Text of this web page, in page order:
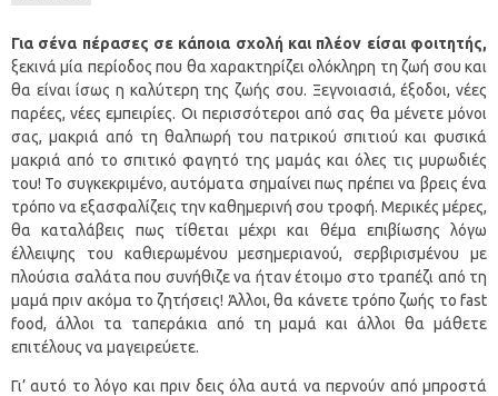
Για σένα πέρασες σε κάποια σχολή και πλέον είσαι φοιτητής,
ξεκινά μία περίοδος που θα χαρακτηρίζει ολόκληρη τη ζωή σου και
θα είναι ίσως η καλύτερη της ζωής σου. Ξεγνοιασιά, έξοδοι, νέες
παρέες, νέες εμπειρίες. Οι περισσότεροι από σας θα μένετε μόνοι
σας, μακριά από τη θαλπωρή του πατρικού σπιτιού και φυσικά
μακριά από το σπιτικό φαγητό της μαμάς και όλες τις μυρωδιές
του! Το συγκεκριμένο, αυτόματα σημαίνει πως πρέπει να βρεις ένα
τρόπο να εξασφαλίζεις την καθημερινή σου τροφή. Μερικές μέρες,
θα καταλάβεις πως τίθεται μέχρι και θέμα επιβίωσης λόγω
έλλειψης του καθιερωμένου μεσημεριανού, σερβιρισμένου με
πλούσια σαλάτα που συνήθιζε να ήταν έτοιμο στο τραπέζι από τη
μαμά πριν ακόμα το ζητήσεις! Άλλοι, θα κάνετε τρόπο ζωής το fast
food, άλλοι τα ταπεράκια από τη μαμά και άλλοι θα μάθετε
επιτέλους να μαγειρεύετε.
Γι’ αυτό το λόγο και πριν δεις όλα αυτά να περνούν από μπροστά